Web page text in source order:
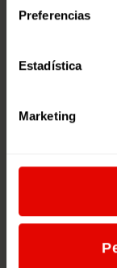
Preferencias
Estadística
Marketing
Jóvenes
Desde
del Acto de
22 de